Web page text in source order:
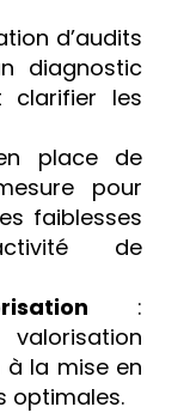
d’audits
diagnostic
clarifier les
place de
pour
faiblesses
de
:
la mise en
optimales.